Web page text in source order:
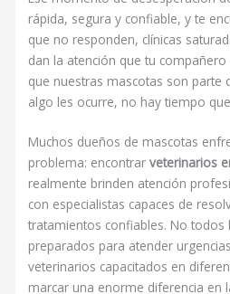
rápida, segura y confiable, y te
que no responden, clínicas
dan la atención que tu
que nuestras mascotas son parte
algo les ocurre, no hay tiempo
Muchos dueños de mascotas
problema: encontrarveterinarios
realmente brinden atención
con especialistas capaces de
tratamientos confiables. No todos
preparados para atender
veterinarios capacitados en
marcar una enorme diferencia en